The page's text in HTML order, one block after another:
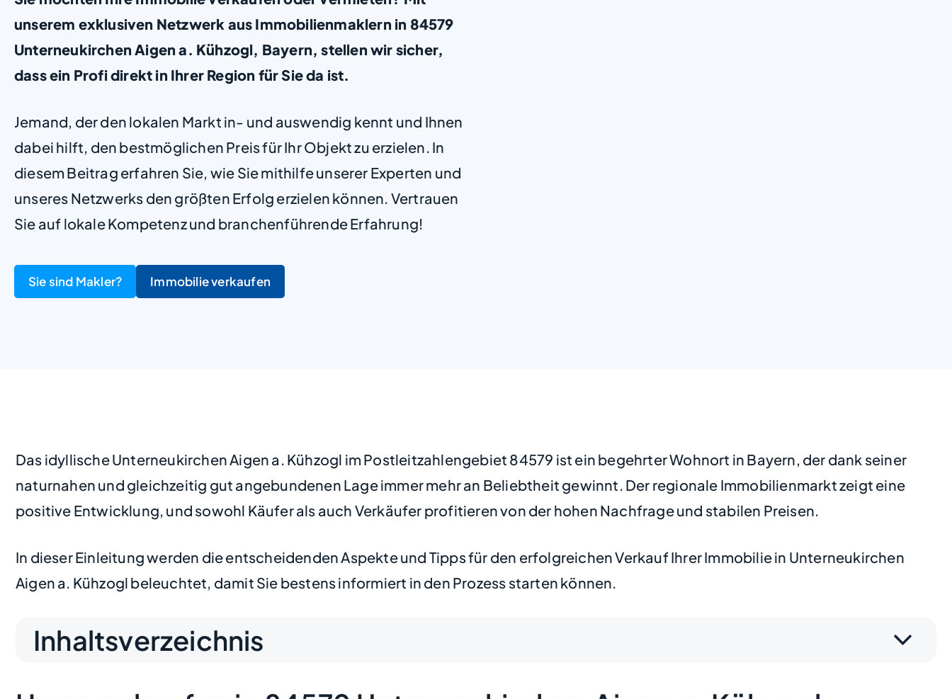
unserem exklusiven Netzwerk aus Immobilienmaklern in 84579
Unterneukirchen Aigen a. Kühzogl, Bayern, stellen wir sicher,
dass ein Profi direkt in Ihrer Region für Sie da ist.
Jemand, der den lokalen Markt in- und auswendig kennt und Ihnen
dabei hilft, den bestmöglichen Preis für Ihr Objekt zu erzielen. In
diesem Beitrag erfahren Sie, wie Sie mithilfe unserer Experten und
unseres Netzwerks den größten Erfolg erzielen können. Vertrauen
Sie auf lokale Kompetenz und branchenführende Erfahrung!
Sie sind Makler? Immobilie verkaufen
Das idyllische Unterneukirchen Aigen a. Kühzogl im Postleitzahlengebiet 84579 ist ein begehrter Wohnort in Bayern, der dank seiner
naturnahen und gleichzeitig gut angebundenen Lage immer mehr an Beliebtheit gewinnt. Der regionale Immobilienmarkt zeigt eine
positive Entwicklung, und sowohl Käufer als auch Verkäufer profitieren von der hohen Nachfrage und stabilen Preisen.
In dieser Einleitung werden die entscheidenden Aspekte und Tipps für den erfolgreichen Verkauf Ihrer Immobilie in Unterneukirchen
Aigen a. Kühzogl beleuchtet, damit Sie bestens informiert in den Prozess starten können.
Inhaltsverzeichnis